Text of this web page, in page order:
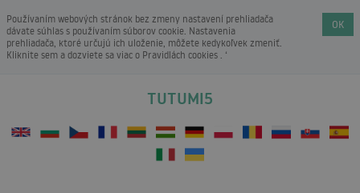
Používaním webových stránok bez zmeny nastavení prehliadača
dávate súhlas s používaním súborov cookie. Nastavenia
prehliadača, ktoré určujú ich uloženie, môžete kedykoľvek zmeniť.
Kliknite sem a dozviete sa viac o Pravidlách cookies . ‘
OK
TUTUMI5